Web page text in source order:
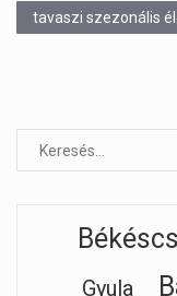
tavaszi szezonális
Gyula